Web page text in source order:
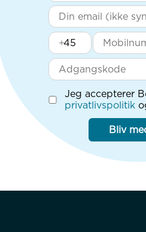
+
Jeg accepterer
privatlivspolitik
Bliv